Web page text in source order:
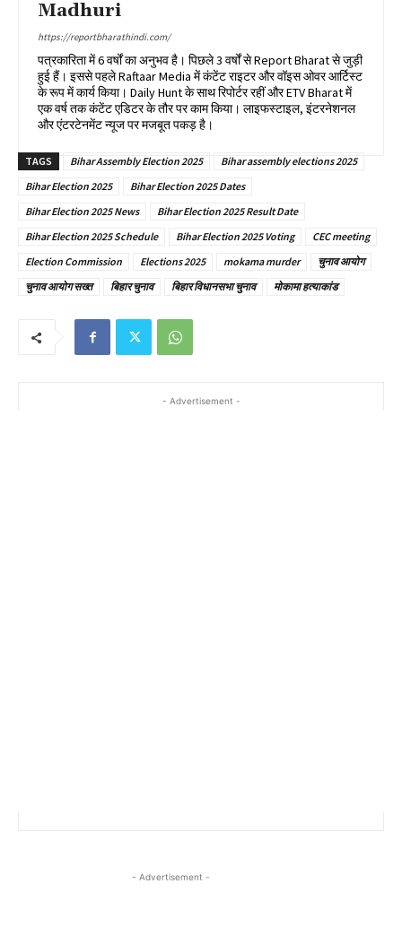
Madhuri
https://reportbharathindi.com/
पत्रकारिता में 6 वर्षों का अनुभव है। पिछले 3 वर्षों से Report Bharat से जुड़ी
हुई हैं। इससे पहले Raftaar Media में कंटेंट राइटर और वॉइस ओवर आर्टिस्ट
के रूप में कार्य किया। Daily Hunt के साथ रिपोर्टर रहीं और ETV Bharat में
एक वर्ष तक कंटेंट एडिटर के तौर पर काम किया। लाइफस्टाइल, इंटरनेशनल
और एंटरटेनमेंट न्यूज पर मजबूत पकड़ है।
TAGS Bihar Assembly Election 2025
Bihar assembly elections 2025
Bihar Election 2025
Bihar Election 2025 Dates
Bihar Election 2025 News
Bihar Election 2025 Result Date
Bihar Election 2025 Schedule
Bihar Election 2025 Voting
CEC meeting
Election Commission
Elections 2025 mokama murder
चुनाव आयोग
चुनाव आयोग सख्त
बिहार चुनाव बिहार विधानसभा चुनाव मोकामा हत्याकांड
- Advertisement -
- Advertisement -